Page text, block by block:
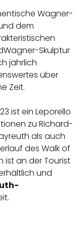
Wagner-
dem
Skulptur
jährlich
über
Zeit.
ist ein Leporello
zu Richard-
als auch
des Walk of
ist an der Tourist
und